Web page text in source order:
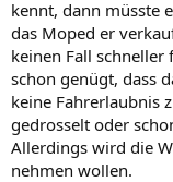
kennt, dann müsste
das Moped er
keinen Fall schneller
schon genügt, dass
keine Fahrerlaubnis
gedrosselt oder
Allerdings wird die
nehmen wollen.